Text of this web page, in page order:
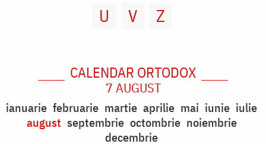
U
V Z
CALENDAR ORTODOX
7 AUGUST
ianuarie februarie martie aprilie mai iunie iulie
august septembrie octombrie noiembrie
decembrie